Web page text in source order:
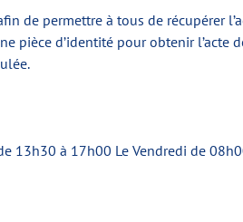
de permettre à tous de récupérer
d’identité pour obtenir l’acte
13h30 à 17h00 Le Vendredi de